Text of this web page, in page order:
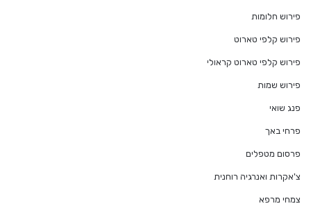
פירוש חלומות
פירוש קלפי טארוט
פירוש קלפי טארוט קראולי
פירוש שמות
פנג שואי
פרחי באך
פרסום מטפלים
צ'אקרות ואנרגיה רוחנית
צמחי מרפא